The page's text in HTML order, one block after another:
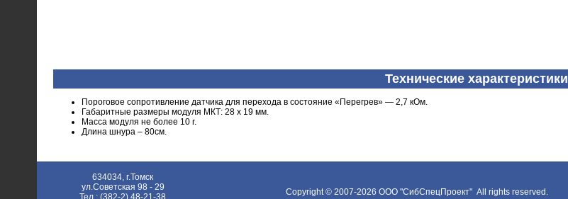
Технические характеристики
Пороговое сопротивление датчика для перехода в состояние «Перегрев» — 2,7 кОм.
Габаритные размеры модуля МКТ: 28 x 19 мм.
Масса модуля не более 10 г.
Длина шнура – 80см.
634034, г.Томск
ул.Советская 98 - 29
Тел.: (382-2) 48-21-38
Copyright © 2007-2026 ООО "СибСпецПроект" All rights reserved.